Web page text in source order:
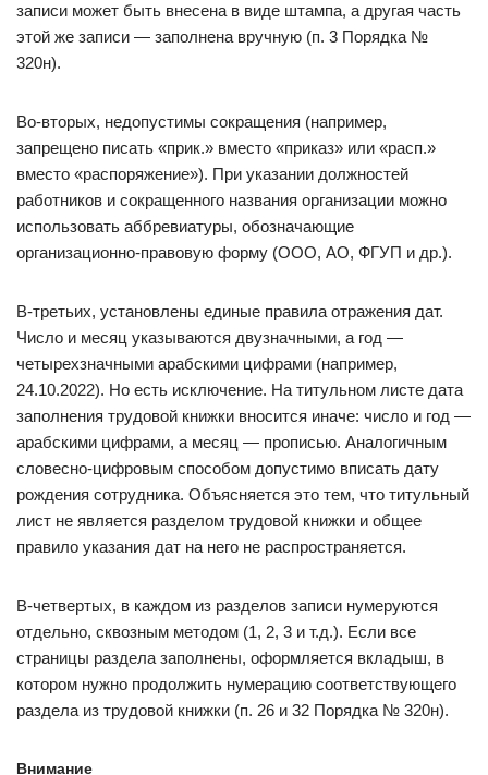
записи может быть внесена в виде штампа, а другая часть
этой же записи — заполнена вручную (п. 3 Порядка №
320н).
Во-вторых, недопустимы сокращения (например,
запрещено писать «прик.» вместо «приказ» или «расп.»
вместо «распоряжение»). При указании должностей
работников и сокращенного названия организации можно
использовать аббревиатуры, обозначающие
организационно-правовую форму (ООО, АО, ФГУП и др.).
В-третьих, установлены единые правила отражения дат.
Число и месяц указываются двузначными, а год —
четырехзначными арабскими цифрами (например,
24.10.2022). Но есть исключение. На титульном листе дата
заполнения трудовой книжки вносится иначе: число и год —
арабскими цифрами, а месяц — прописью. Аналогичным
словесно-цифровым способом допустимо вписать дату
рождения сотрудника. Объясняется это тем, что титульный
лист не является разделом трудовой книжки и общее
правило указания дат на него не распространяется.
В-четвертых, в каждом из разделов записи нумеруются
отдельно, сквозным методом (1, 2, 3 и т.д.). Если все
страницы раздела заполнены, оформляется вкладыш, в
котором нужно продолжить нумерацию соответствующего
раздела из трудовой книжки (п. 26 и 32 Порядка № 320н).
Внимание